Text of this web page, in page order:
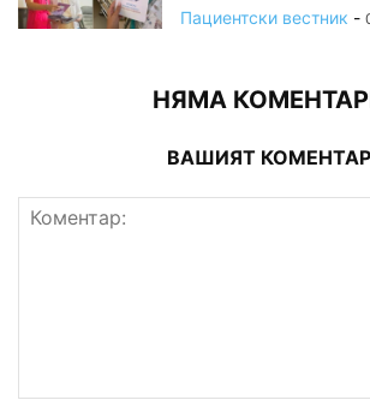
Пациентски вестник -
НЯМА
ВАШИЯТ КОМЕНТАР